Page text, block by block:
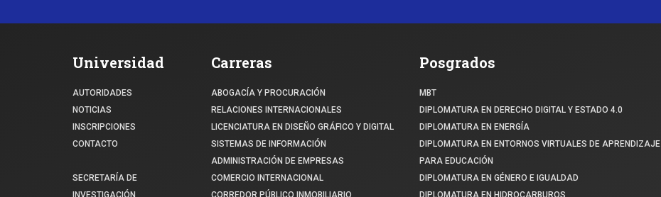
Universidad
AUTORIDADES
NOTICIAS
INSCRIPCIONES
CONTACTO
SECRETARÍA DE
INVESTIGACIÓN
Carreras
ABOGACÍA Y PROCURACIÓN
RELACIONES INTERNACIONALES
LICENCIATURA EN DISEÑO GRÁFICO Y DIGITAL
SISTEMAS DE INFORMACIÓN
ADMINISTRACIÓN DE EMPRESAS
COMERCIO INTERNACIONAL
CORREDOR PÚBLICO INMOBILIARIO
Posgrados
MBT
DIPLOMATURA EN DERECHO DIGITAL Y ESTADO 4.0
DIPLOMATURA EN ENERGÍA
DIPLOMATURA EN ENTORNOS VIRTUALES DE APRENDIZAJE
PARA EDUCACIÓN
DIPLOMATURA EN GÉNERO E IGUALDAD
DIPLOMATURA EN HIDROCARBUROS